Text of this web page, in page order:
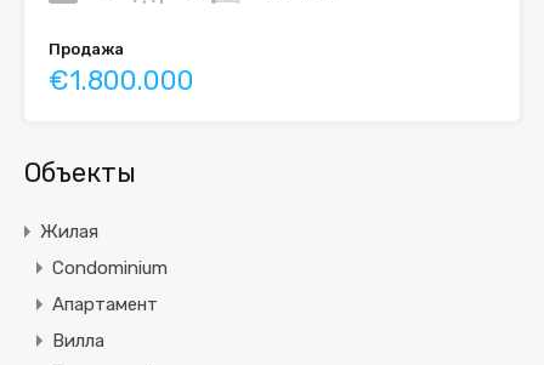
Продажа
€1.800.000
Объекты
Жилая
Condominium
Апартамент
Вилла